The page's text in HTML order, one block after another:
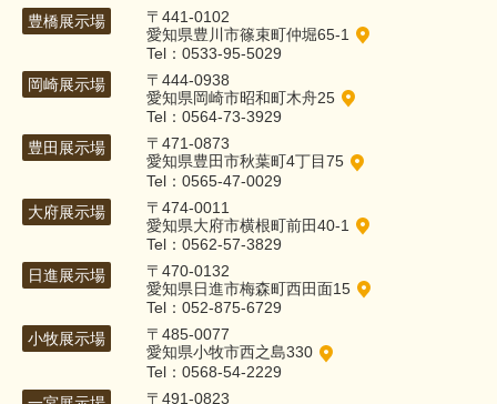
豊橋展示場
〒441-0102
愛知県豊川市篠束町仲堀65-1
Tel：0533-95-5029
岡崎展示場
〒444-0938
愛知県岡崎市昭和町木舟25
Tel：0564-73-3929
豊田展示場
〒471-0873
愛知県豊田市秋葉町4丁目75
Tel：0565-47-0029
大府展示場
〒474-0011
愛知県大府市横根町前田40-1
Tel：0562-57-3829
日進展示場
〒470-0132
愛知県日進市梅森町西田面15
Tel：052-875-6729
小牧展示場
〒485-0077
愛知県小牧市西之島330
Tel：0568-54-2229
〒491-0823